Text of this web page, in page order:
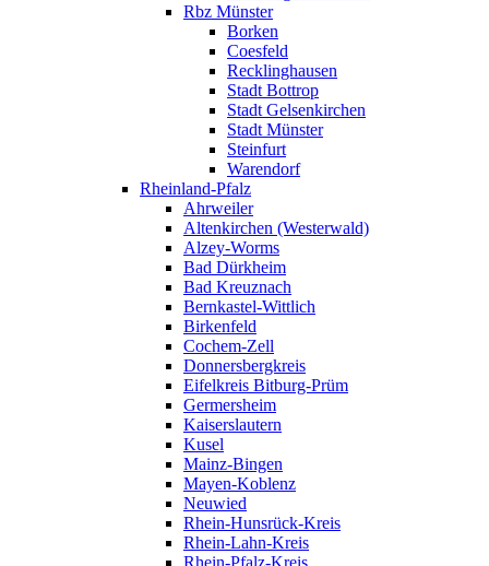
Rbz Münster
Borken
Coesfeld
Recklinghausen
Stadt Bottrop
Stadt Gelsenkirchen
Stadt Münster
Steinfurt
Warendorf
Rheinland-Pfalz
Ahrweiler
Altenkirchen (Westerwald)
Alzey-Worms
Bad Dürkheim
Bad Kreuznach
Bernkastel-Wittlich
Birkenfeld
Cochem-Zell
Donnersbergkreis
Eifelkreis Bitburg-Prüm
Germersheim
Kaiserslautern
Kusel
Mainz-Bingen
Mayen-Koblenz
Neuwied
Rhein-Hunsrück-Kreis
Rhein-Lahn-Kreis
Rhein-Pfalz-Kreis